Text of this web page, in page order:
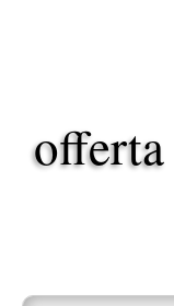
offerta